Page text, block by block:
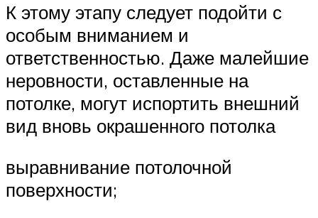
К этому этапу следует подойти с
особым вниманием и
ответственностью. Даже малейшие
неровности, оставленные на
потолке, могут испортить внешний
вид вновь окрашенного потолка
выравнивание потолочной
поверхности;